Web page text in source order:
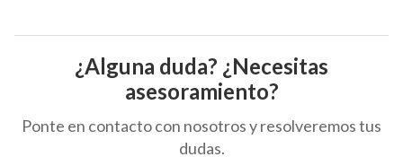
¿Alguna duda? ¿Necesitas
asesoramiento?
Ponte en contacto con nosotros y resolveremos tus
dudas.